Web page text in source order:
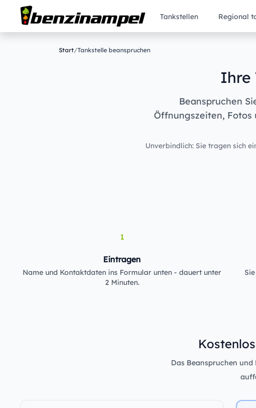
Tankstellen Regional
Start/Tankstelle beanspruchen
Ihre
Beanspruchen
Öffnungszeiten,
Unverbindlich: Sie tragen sich
1
Eintragen
Name und Kontaktdaten ins Formular unten - dauert unter
2 Minuten.
Das Beanspruchen